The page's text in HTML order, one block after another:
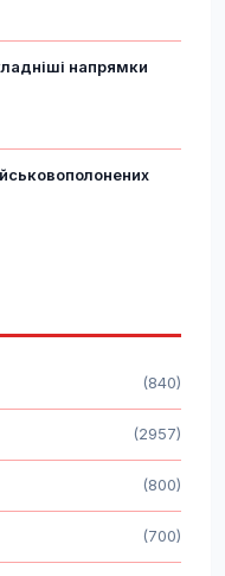
напрямки
(840)
(2957)
(800)
(700)